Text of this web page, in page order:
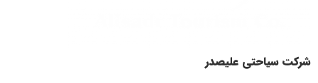
شرکت سیاحتی علیصدر